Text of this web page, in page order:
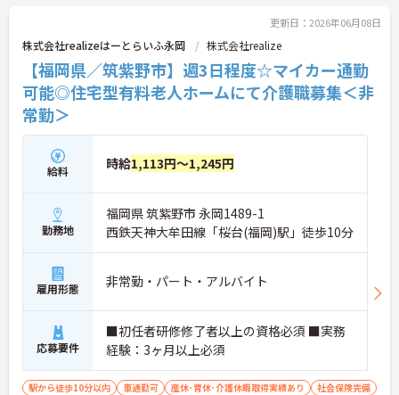
更新日：2026年06月08日
株式会社realizeはーとらいふ永岡 株式会社realize
【福岡県／筑紫野市】週3日程度☆マイカー通勤
可能◎住宅型有料老人ホームにて介護職募集＜非
常勤＞
給料 時給1,113円～1,245円
勤務地
福岡県 筑紫野市 永岡1489-1
西鉄天神大牟田線「桜台(福岡)駅」徒歩10分
雇用形態 非常勤・パート・アルバイト
応募要件
■初任者研修修了者以上の資格必須 ■実務
経験：3ヶ月以上必須
駅から徒歩10分以内 車通勤可 産休･育休･介護休暇取得実績あり
社会保険完備